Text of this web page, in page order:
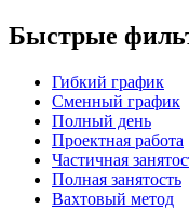
Быстрые
Гибкий график
Сменный график
Полный день
Проектная работа
Частичная
Полная занятость
Вахтовый метод